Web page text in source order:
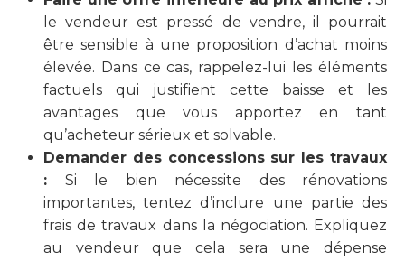
le vendeur est pressé de vendre, il pourrait
être sensible à une proposition d’achat moins
élevée. Dans ce cas, rappelez-lui les éléments
factuels qui justifient cette baisse et les
avantages que vous apportez en tant
qu’acheteur sérieux et solvable.
Demander des concessions sur les travaux
: Si le bien nécessite des rénovations
importantes, tentez d’inclure une partie des
frais de travaux dans la négociation. Expliquez
au vendeur que cela sera une dépense